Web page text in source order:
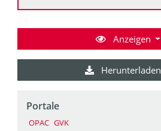
Anzeigen
Herunterladen
Portale
OPAC GVK